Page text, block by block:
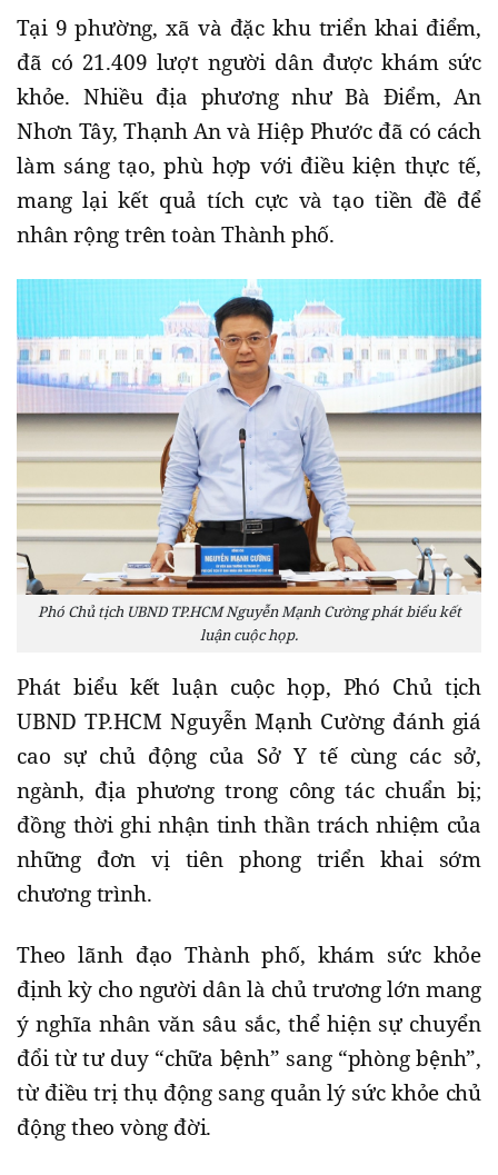
Tại 9 phường, xã và đặc khu triển khai điểm,
đã có 21.409 lượt người dân được khám sức
khỏe. Nhiều địa phương như Bà Điểm, An
Nhơn Tây, Thạnh An và Hiệp Phước đã có cách
làm sáng tạo, phù hợp với điều kiện thực tế,
mang lại kết quả tích cực và tạo tiền đề để
nhân rộng trên toàn Thành phố.
Phó Chủ tịch UBND TP.HCM Nguyễn Mạnh Cường phát biểu kết
luận cuộc họp.
Phát biểu kết luận cuộc họp, Phó Chủ tịch
UBND TP.HCM Nguyễn Mạnh Cường đánh giá
cao sự chủ động của Sở Y tế cùng các sở,
ngành, địa phương trong công tác chuẩn bị;
đồng thời ghi nhận tinh thần trách nhiệm của
những đơn vị tiên phong triển khai sớm
chương trình.
Theo lãnh đạo Thành phố, khám sức khỏe
định kỳ cho người dân là chủ trương lớn mang
ý nghĩa nhân văn sâu sắc, thể hiện sự chuyển
đổi từ tư duy “chữa bệnh” sang “phòng bệnh”,
từ điều trị thụ động sang quản lý sức khỏe chủ
động theo vòng đời.